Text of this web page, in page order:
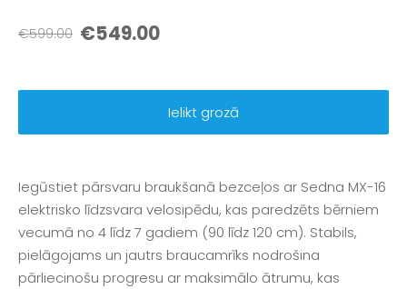
€599.00 €549.00
Ielikt grozā
Iegūstiet pārsvaru braukšanā bezceļos ar Sedna MX-16
elektrisko līdzsvara velosipēdu, kas paredzēts bērniem
vecumā no 4 līdz 7 gadiem (90 līdz 120 cm). Stabils,
pielāgojams un jautrs braucamrīks nodrošina
pārliecinošu progresu ar maksimālo ātrumu, kas